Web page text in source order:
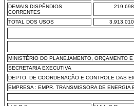
DEMAIS DISPÊNDIOS
CORRENTES
TOTAL DOS USOS
MINISTÉRIO DO PLANEJAMENTO, ORÇAMENTO
SECRETARIA EXECUTIVA
DEPTO. DE COORDENAÇÃO E CONTROLE DAS
EMPRESA : EMPR. TRANSMISSORA DE ENERGIA